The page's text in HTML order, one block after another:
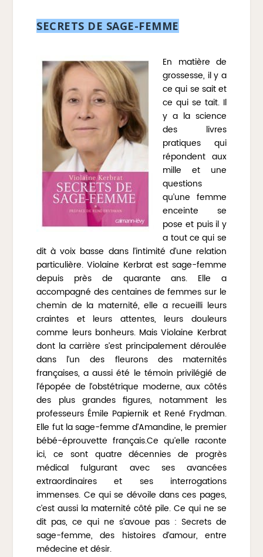
SECRETS DE SAGE-FEMME
En matière de
grossesse, il y a
ce qui se sait et
ce qui se tait. Il
y a la science
des livres
pratiques qui
répondent aux
mille et une
questions
qu’une femme
enceinte se
pose et puis il y
a tout ce qui se
dit à voix basse dans l’intimité d’une relation
particulière. Violaine Kerbrat est sage-femme
depuis près de quarante ans. Elle a
accompagné des centaines de femmes sur le
chemin de la maternité, elle a recueilli leurs
craintes et leurs attentes, leurs douleurs
comme leurs bonheurs. Mais Violaine Kerbrat
dont la carrière s’est principalement déroulée
dans l’un des fleurons des maternités
françaises, a aussi été le témoin privilégié de
l’épopée de l’obstétrique moderne, aux côtés
des plus grandes figures, notamment les
professeurs Émile Papiernik et René Frydman.
Elle fut la sage-femme d’Amandine, le premier
bébé-éprouvette français.Ce qu’elle raconte
ici, ce sont quatre décennies de progrès
médical fulgurant avec ses avancées
extraordinaires et ses interrogations
immenses. Ce qui se dévoile dans ces pages,
c’est aussi la maternité côté pile. Ce qui ne se
dit pas, ce qui ne s’avoue pas : Secrets de
sage-femme, des histoires d’amour, entre
médecine et désir.